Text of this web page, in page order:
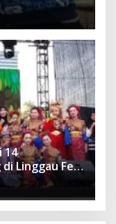
14
Linggau Fest